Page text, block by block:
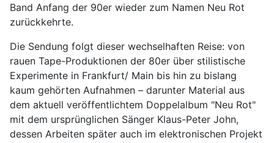
Band Anfang der 90er wieder zum Namen Neu Rot
zurückkehrte.
Die Sendung folgt dieser wechselhaften Reise: von
rauen Tape-Produktionen der 80er über stilistische
Experimente in Frankfurt/ Main bis hin zu bislang
kaum gehörten Aufnahmen – darunter Material aus
dem aktuell veröffentlichtem Doppelalbum "Neu Rot"
mit dem ursprünglichen Sänger Klaus-Peter John,
dessen Arbeiten später auch im elektronischen Projekt